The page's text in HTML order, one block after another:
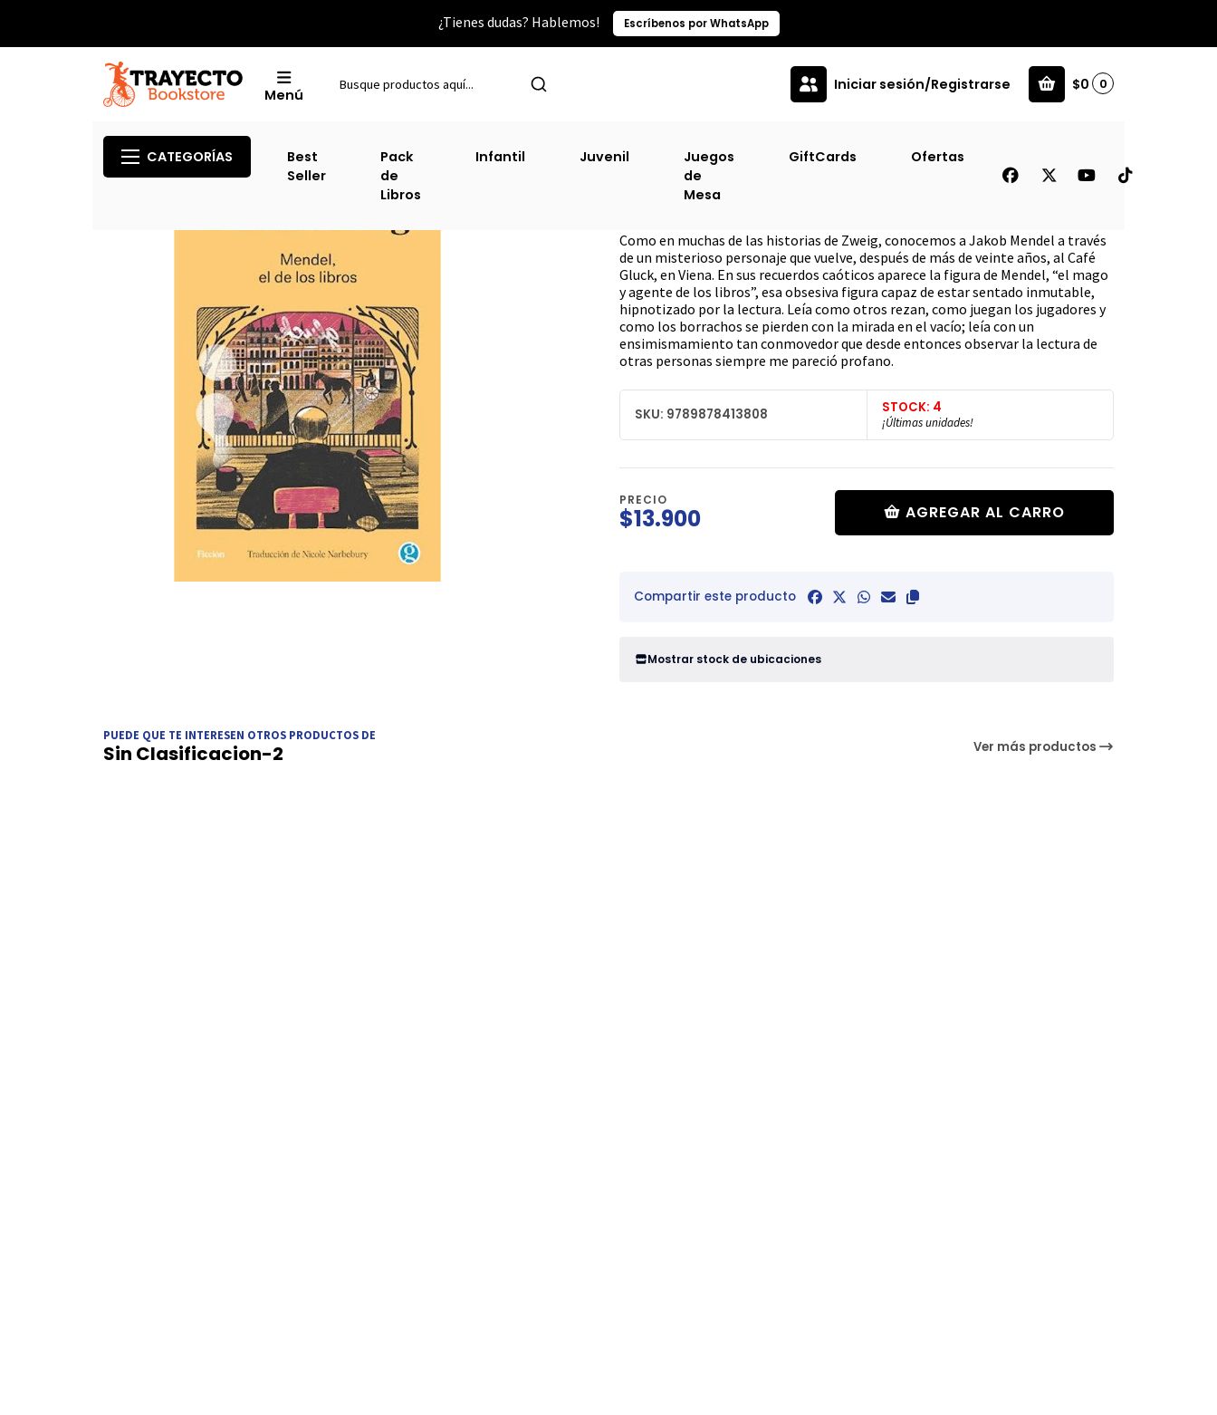
¿Tienes dudas? Hablemos! Escríbenos por WhatsApp
Menú
Iniciar sesión/Registrarse $0 0
CATEGORÍAS
Best
Seller
Pack
de
Libros
Infantil Juvenil
Juegos
de
Mesa
GiftCards Ofertas
Mendel El De Los Libros
Como en muchas de las historias de Zweig, conocemos a Jakob Mendel a través
de un misterioso personaje que vuelve, después de más de veinte años, al Café
Gluck, en Viena. En sus recuerdos caóticos aparece la figura de Mendel, “el mago
y agente de los libros”, esa obsesiva figura capaz de estar sentado inmutable,
hipnotizado por la lectura. Leía como otros rezan, como juegan los jugadores y
como los borrachos se pierden con la mirada en el vacío; leía con un
ensimismamiento tan conmovedor que desde entonces observar la lectura de
otras personas siempre me pareció profano.
SKU: 9789878413808 STOCK: 4
¡Últimas unidades!
PRECIO
$13.900 AGREGAR AL CARRO
Compartir este producto
Mostrar stock de ubicaciones
PUEDE QUE TE INTERESEN OTROS PRODUCTOS DE
Sin Clasificacion-2 Ver más productos